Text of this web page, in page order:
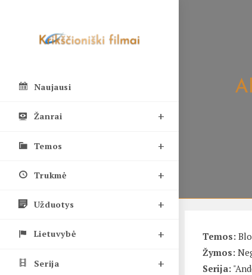
Naujausi
Žanrai
Temos
Trukmė
Užduotys
Lietuvybė
Serija
Temos:
Žymos:
Serija: